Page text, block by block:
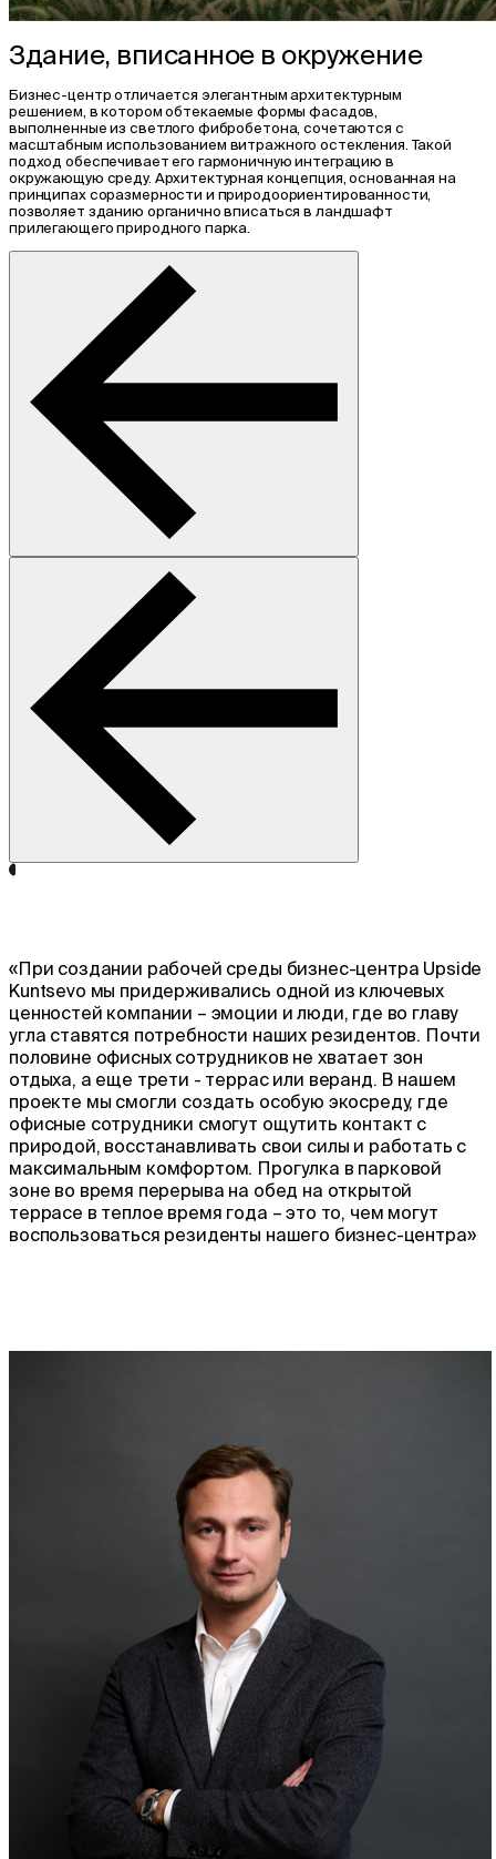
Здание, вписанное в окружение
Бизнес-центр отличается элегантным архитектурным
решением, в котором обтекаемые формы фасадов,
выполненные из светлого фибробетона, сочетаются с
масштабным использованием витражного остекления. Такой
подход обеспечивает его гармоничную интеграцию в
окружающую среду. Архитектурная концепция, основанная на
принципах соразмерности и природоориентированности,
позволяет зданию органично вписаться в ландшафт
прилегающего природного парка.
«При создании рабочей среды бизнес-центра Upside
Kuntsevo мы придерживались одной из ключевых
ценностей компании – эмоции и люди, где во главу
угла ставятся потребности наших резидентов. Почти
половине офисных сотрудников не хватает зон
отдыха, а еще трети - террас или веранд. В нашем
проекте мы смогли создать особую экосреду, где
офисные сотрудники смогут ощутить контакт с
природой, восстанавливать свои силы и работать с
максимальным комфортом. Прогулка в парковой
зоне во время перерыва на обед на открытой
террасе в теплое время года – это то, чем могут
воспользоваться резиденты нашего бизнес-центра»